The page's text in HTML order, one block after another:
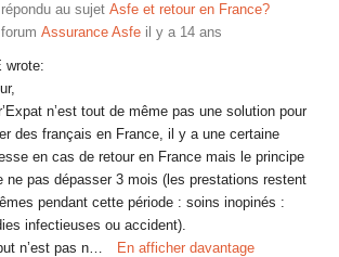
au sujet Asfe et retour en France?
Assurance Asfe il y a 14 ans
wrote:
n’est tout de même pas une solution pour
des français en France, il y a une certaine
en cas de retour en France mais le principe
ne pas dépasser 3 mois (les prestations restent
pendant cette période : soins inopinés :
infectieuses ou accident).
n’est pas n…
En afficher davantage